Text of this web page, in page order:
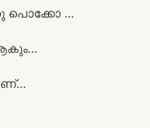
പൊക്കോ …